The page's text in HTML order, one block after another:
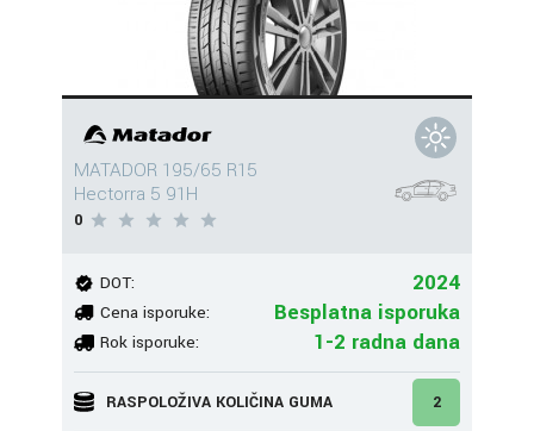
MATADOR 195/65 R15
Hectorra 5 91H
0
DOT: 2024
Cena isporuke: Besplatna isporuka
Rok isporuke: 1-2 radna dana
RASPOLOŽIVA KOLIČINA GUMA 2